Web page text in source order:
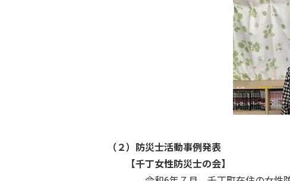
（２）防災士活動事例発表
【千丁女性防災士の会】